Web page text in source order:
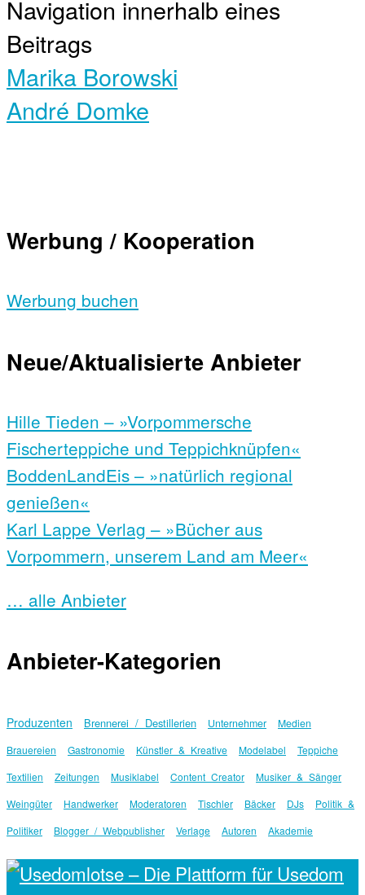
Navigation innerhalb eines
Beitrags
Marika Borowski
André Domke
Werbung / Kooperation
Werbung buchen
Neue/Aktualisierte Anbieter
Hille Tieden – »Vorpommersche
Fischerteppiche und Teppichknüpfen«
BoddenLandEis – »natürlich regional
genießen«
Karl Lappe Verlag – »Bücher aus
Vorpommern, unserem Land am Meer«
… alle Anbieter
Anbieter-Kategorien
Produzenten Brennerei / Destillerien Unternehmer
Medien
Brauereien
Gastronomie Künstler & Kreative Modelabel
Teppiche
Textilien
Zeitungen Musiklabel Content Creator
Musiker & Sänger
Weingüter
Handwerker Moderatoren Tischler Bäcker DJs
Politik &
Politiker
Blogger / Webpublisher Verlage Autoren Akademie